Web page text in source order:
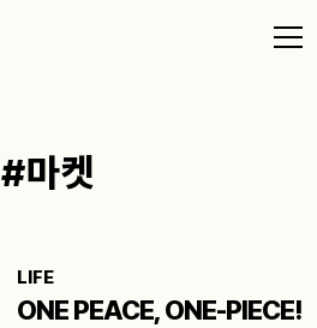
#마켓
LIFE
ONE PEACE, ONE-PIECE!